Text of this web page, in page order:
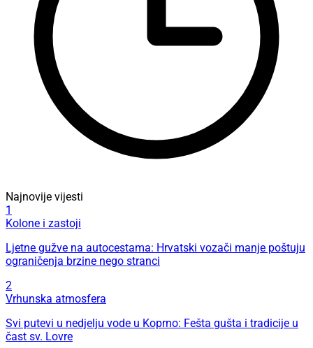
Najnovije vijesti
1
Kolone i zastoji
Ljetne gužve na autocestama: Hrvatski vozači manje poštuju
ograničenja brzine nego stranci
2
Vrhunska atmosfera
Svi putevi u nedjelju vode u Koprno: Fešta gušta i tradicije u
čast sv. Lovre